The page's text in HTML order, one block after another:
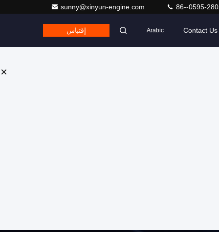
sunny@xinyun-engine.com 86--0595-
Contact Us
Arabic إقتباس